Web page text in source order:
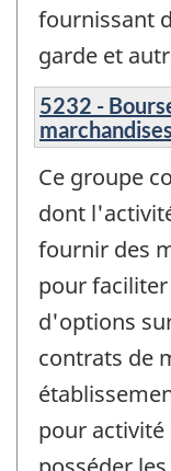
fournissant
garde et
5232 -
marchandises
Ce groupe
dont
fournir des
pour
d'options
contrats de
pour